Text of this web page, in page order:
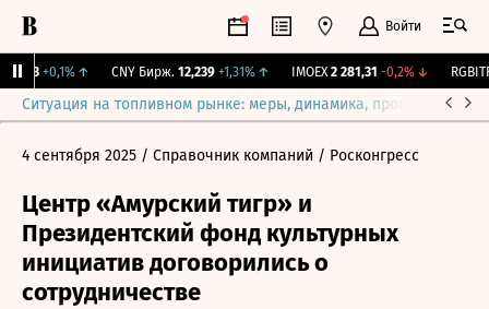
Войти
+0,1% ↑ CNY Бирж. 12,239 +1,31% ↑ IMOEX 2 281,31 -0,2%↓ RGBITR
Ситуация на топливном рынке: меры, динамика, прогнозы
4 сентября 2025 / Справочник компаний / Росконгресс
Центр «Амурский тигр» и
Президентский фонд культурных
инициатив договорились о
сотрудничестве